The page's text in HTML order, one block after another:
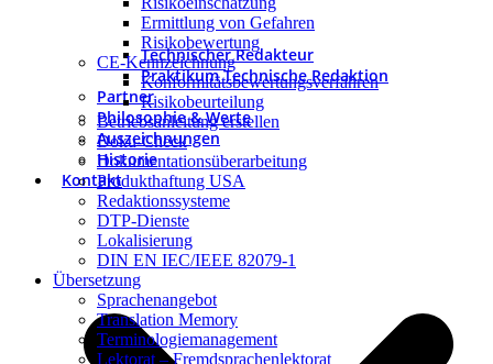
Technischer Redakteur
Praktikum Technische Redaktion
Partner
Philosophie & Werte
Auszeichnungen
Historie
Kontakt
Ermittlung von Gefahren
Risikobewertung
CE-Kennzeichnung
Konformitätsbewertungsverfahren
Risikobeurteilung
Betriebsanleitung erstellen
Doku-Check
Dokumentationsüberarbeitung
Produkthaftung USA
Redaktionssysteme
DTP-Dienste
Lokalisierung
DIN EN IEC/IEEE 82079-1
Übersetzung
Sprachenangebot
Translation Memory
Terminologiemanagement
Lektorat – Fremdsprachenlektorat